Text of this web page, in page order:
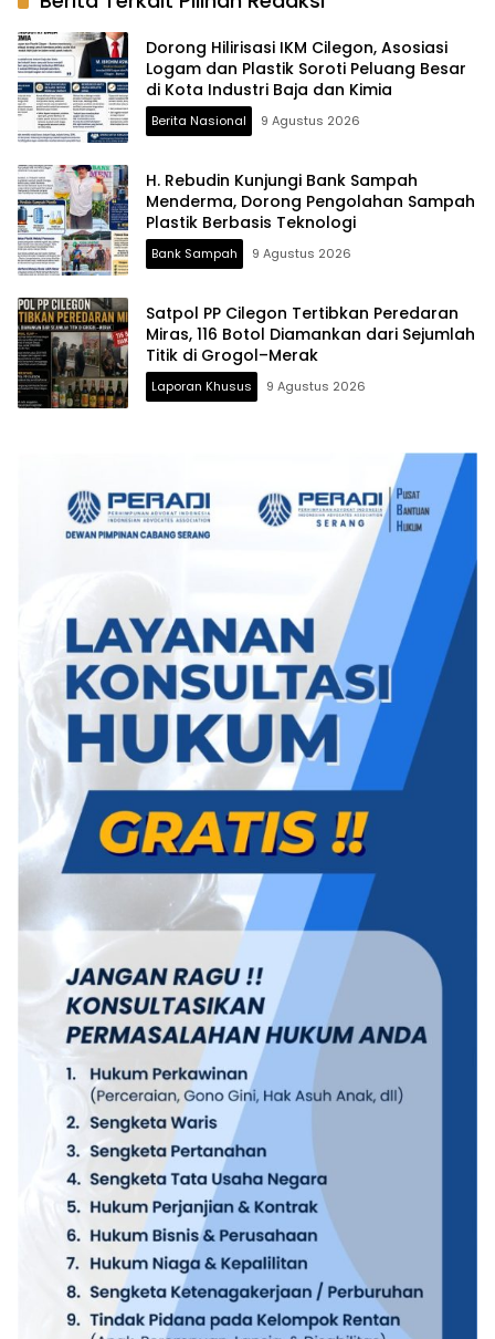
Dorong Hilirisasi IKM Cilegon, Asosiasi
Logam dan Plastik Soroti Peluang Besar
di Kota Industri Baja dan Kimia
Berita Nasional 9 Agustus 2026
H. Rebudin Kunjungi Bank Sampah
Menderma, Dorong Pengolahan Sampah
Plastik Berbasis Teknologi
Bank Sampah 9 Agustus 2026
Satpol PP Cilegon Tertibkan Peredaran
Miras, 116 Botol Diamankan dari Sejumlah
Titik di Grogol–Merak
Laporan Khusus 9 Agustus 2026